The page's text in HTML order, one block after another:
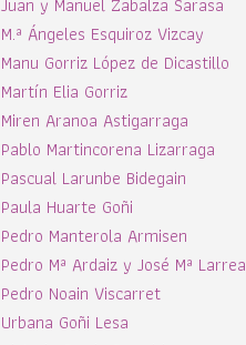
M.ª Ángeles Esquiroz Vizcay
Manu Gorriz López de Dicastillo
Martín Elia Gorriz
Miren Aranoa Astigarraga
Pablo Martincorena Lizarraga
Pascual Larunbe Bidegain
Paula Huarte Goñi
Pedro Manterola Armisen
Pedro Mª Ardaiz y José Mª Larrea
Pedro Noain Viscarret
Urbana Goñi Lesa